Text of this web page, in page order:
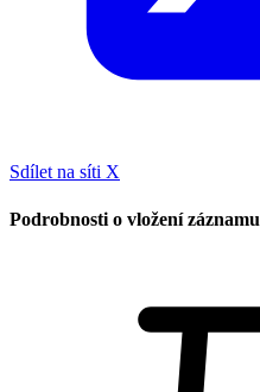
Sdílet na síti X
Podrobnosti o vložení záznamu